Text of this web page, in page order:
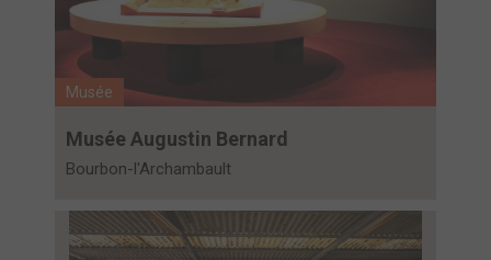
Musée
Musée Augustin Bernard
Bourbon-l'Archambault